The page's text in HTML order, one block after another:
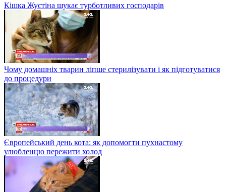
Кішка Жустіна шукає турботливих господарів
Чому домашніх тварин ліпше стерилізувати і як підготуватися
до процедури
Європейський день кота: як допомогти пухнастому
улюбленцю пережити холод